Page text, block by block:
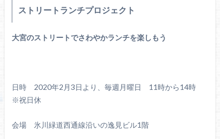
ストリートランチプロジェクト
大宮のストリートでさわやかランチを楽しもう
日時 2020年2月3日より、毎週月曜日 11時から14時
※祝日休
会場 氷川緑道西通線沿いの逸見ビル1階